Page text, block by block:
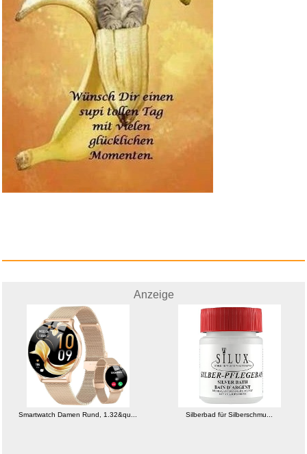
Silberbad für Silberschmu...
EG STARTS USB-Encoder auf
Anzeige
Anzeige
Smartwatch Damen Rund, 1.32&qu... Silberbad für Silberschmu...